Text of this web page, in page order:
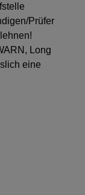
Prüfer
Long
eine